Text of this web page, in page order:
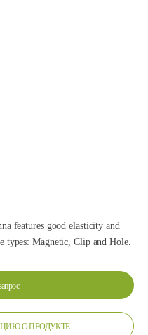
features good elasticity and
types: Magnetic, Clip and Hole.
О ПРОДУКТЕ